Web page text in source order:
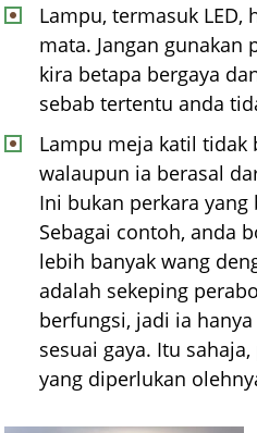
Lampu, termasuk LED,
mata. Jangan gunakan
kira betapa bergaya
sebab tertentu anda
Lampu meja katil tidak
walaupun ia berasal
Ini bukan perkara
Sebagai contoh, anda
lebih banyak wang
adalah sekeping
berfungsi, jadi ia
sesuai gaya. Itu
yang diperlukan